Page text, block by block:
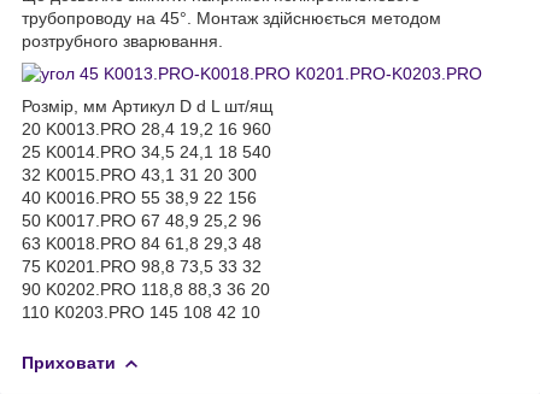
трубопроводу на 45°. Монтаж здійснюється методом
розтрубного зварювання.
Розмір, мм Артикул D d L шт/ящ
20 K0013.PRO 28,4 19,2 16 960
25 K0014.PRO 34,5 24,1 18 540
32 K0015.PRO 43,1 31 20 300
40 K0016.PRO 55 38,9 22 156
50 K0017.PRO 67 48,9 25,2 96
63 K0018.PRO 84 61,8 29,3 48
75 K0201.PRO 98,8 73,5 33 32
90 K0202.PRO 118,8 88,3 36 20
110 K0203.PRO 145 108 42 10
Приховати